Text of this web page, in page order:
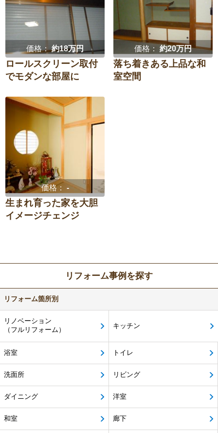
玄関 エントランス
家全体・
リノベーション
選択を全て解除
子ども独立後 定年を機に
選択を全て解除
決定
価格：約18万円
ロールスクリーン取付
でモダンな部屋に
価格： 約20万円
落ち着きある上品な和
室空間
価格： -
生まれ育った家を大胆
イメージチェンジ
リフォーム事例を探す
リフォーム箇所別
リノベーション
（フルリフォーム）
キッチン
浴室 トイレ
洗面所 リビング
ダイニング 洋室
和室 廊下